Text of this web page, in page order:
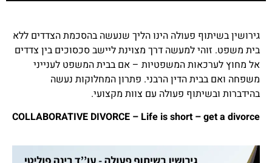
גירושין בשיתוף פעולה הינו הליך שנעשה בהסכמת הצדדים ללא
בית משפט. זוהי למעשה דרך מצוינת ליישב סכסוכים בין צדדים
אל מחוץ לערכאות המשפטיות – אם בבית המשפט לענייני
משפחה ואם בבית הדין הרבני. פתרון המחלוקות נעשה
בהידברות ובשיתוף פעולה עם צוות מקצועי.
COLLABORATIVE DIVORCE – Life is short – get a divorce